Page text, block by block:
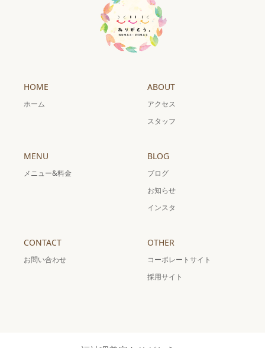
HOME
ホーム
ABOUT
アクセス
スタッフ
MENU
メニュー&料金
BLOG
ブログ
お知らせ
インスタ
CONTACT
お問い合わせ
OTHER
コーポレートサイト
採用サイト